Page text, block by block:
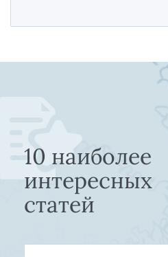
10 наиболее
интересных
статей